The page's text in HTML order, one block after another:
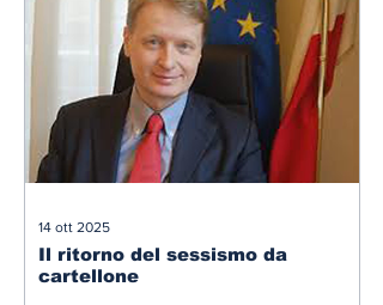
14 ott 2025
Il ritorno del sessismo da
cartellone